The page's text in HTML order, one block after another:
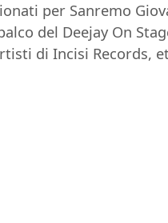
per Sanremo
del Deejay On
di Incisi Records,